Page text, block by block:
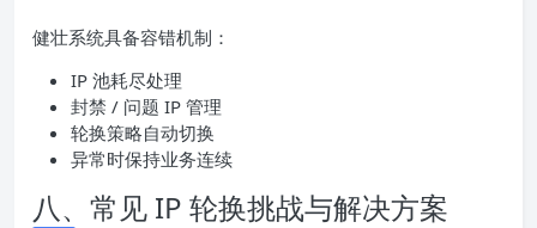
健壮系统具备容错机制：
IP 池耗尽处理
封禁 / 问题 IP 管理
轮换策略自动切换
异常时保持业务连续
八、常见 IP 轮换挑战与解决方案